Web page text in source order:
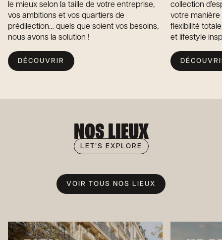
le mieux selon la taille de votre entreprise,
vos ambitions et vos quartiers de
prédilection… quels que soient vos besoins,
nous avons la solution !
DÉCOUVRIR
collection
votre manière
flexibilité
et lifestyle
NOS LIEUX
LET’S EXPLORE
VOIR TOUS NOS LIEUX